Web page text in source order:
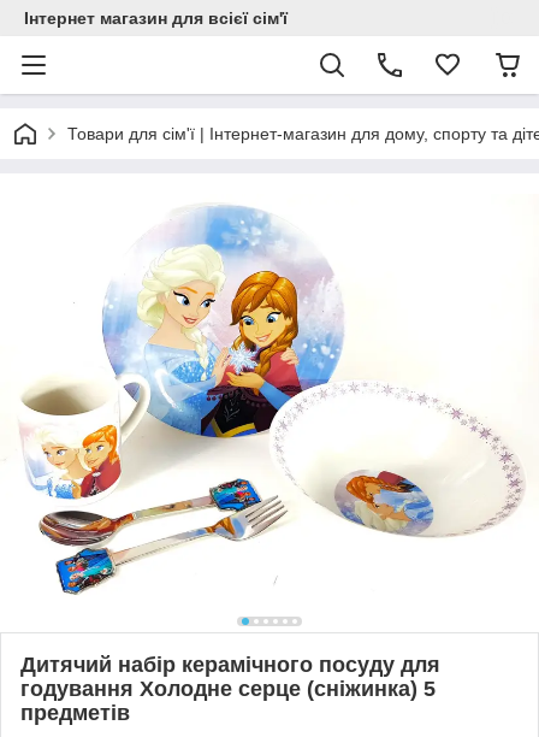
Інтернет магазин для всієї сім'ї
Товари для сім'ї | Інтернет-магазин для дому, спорту та
Дитячий набір керамічного посуду для
годування Холодне серце (сніжинка) 5
предметів